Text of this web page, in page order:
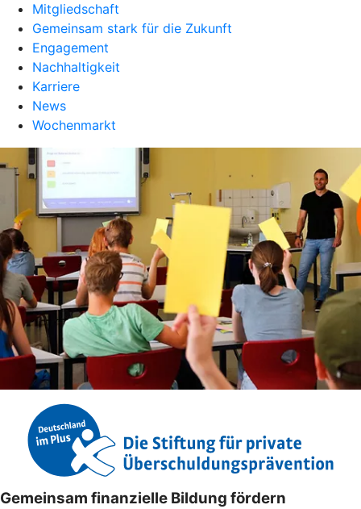
Mitgliedschaft
Gemeinsam stark für die Zukunft
Engagement
Nachhaltigkeit
Karriere
News
Wochenmarkt
Gemeinsam finanzielle Bildung fördern